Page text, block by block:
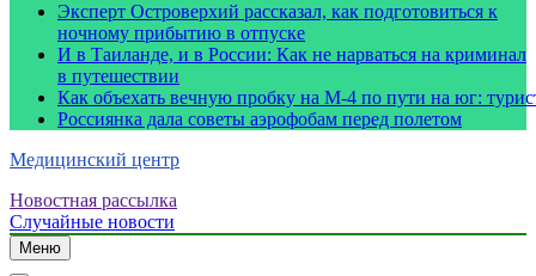
Эксперт Островерхий рассказал, как подготовиться к
ночному прибытию в отпуске
И в Таиланде, и в России: Как не нарваться на криминал
в путешествии
Как объехать вечную пробку на М-4 по пути на юг:
Россиянка дала советы аэрофобам перед полетом
Медицинский центр
Новостная рассылка
Случайные новости
Меню